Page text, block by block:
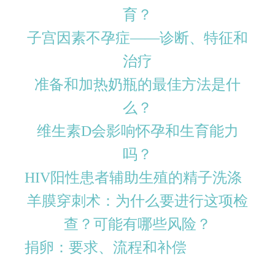
育？
子宫因素不孕症——诊断、特征和
治疗
准备和加热奶瓶的最佳方法是什
么？
维生素D会影响怀孕和生育能力
吗？
HIV阳性患者辅助生殖的精子洗涤
羊膜穿刺术：为什么要进行这项检
查？可能有哪些风险？
捐卵：要求、流程和补偿